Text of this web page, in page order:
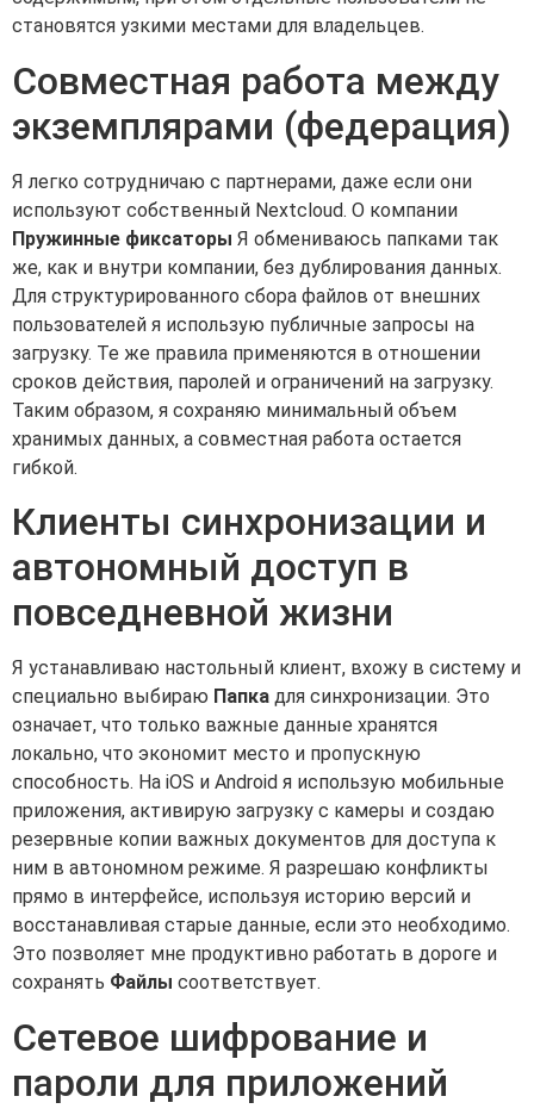
становятся узкими местами для владельцев.
Совместная работа между
экземплярами (федерация)
Я легко сотрудничаю с партнерами, даже если они
используют собственный Nextcloud. О компании
Пружинные фиксаторы Я обмениваюсь папками так
же, как и внутри компании, без дублирования данных.
Для структурированного сбора файлов от внешних
пользователей я использую публичные запросы на
загрузку. Те же правила применяются в отношении
сроков действия, паролей и ограничений на загрузку.
Таким образом, я сохраняю минимальный объем
хранимых данных, а совместная работа остается
гибкой.
Клиенты синхронизации и
автономный доступ в
повседневной жизни
Я устанавливаю настольный клиент, вхожу в систему и
специально выбираю Папка для синхронизации. Это
означает, что только важные данные хранятся
локально, что экономит место и пропускную
способность. На iOS и Android я использую мобильные
приложения, активирую загрузку с камеры и создаю
резервные копии важных документов для доступа к
ним в автономном режиме. Я разрешаю конфликты
прямо в интерфейсе, используя историю версий и
восстанавливая старые данные, если это необходимо.
Это позволяет мне продуктивно работать в дороге и
сохранять Файлы соответствует.
Сетевое шифрование и
пароли для приложений